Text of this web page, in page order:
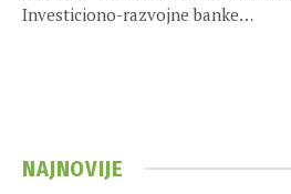
Investiciono-razvojne banke…
NAJNOVIJE